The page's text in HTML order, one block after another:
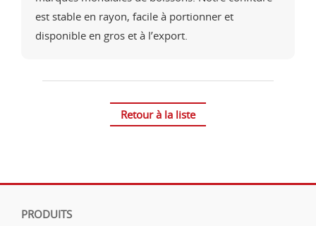
est stable en rayon, facile à portionner et
disponible en gros et à l’export.
Retour à la liste
PRODUITS